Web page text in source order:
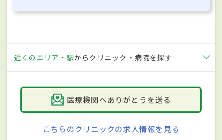
近くのエリア・駅からクリニック・病院を探す
医療機関へありがとうを送る
こちらのクリニックの求人情報を見る